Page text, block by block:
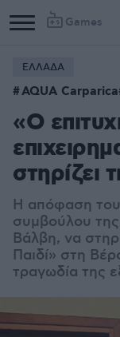
Games
Column
1
2
ΕΛΛΑΔΑ
AQUA Carparica
«Ο
στηρίζει
Η απόφαση του
συµβούλου
Βάλβη, να
Παιδί» στη
τραγωδία της